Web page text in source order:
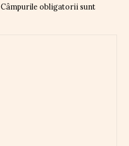
Câmpurile obligatorii sunt